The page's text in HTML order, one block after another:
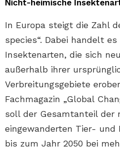
Nicht-heimische
In Europa steigt die Zahl
species“. Dabei handelt
Insektenarten, die sich
außerhalb ihrer
Verbreitungsgebiete
Fachmagazin „Global
soll der Gesamtanteil der
eingewanderten Tier- und
bis zum Jahr 2050 bei